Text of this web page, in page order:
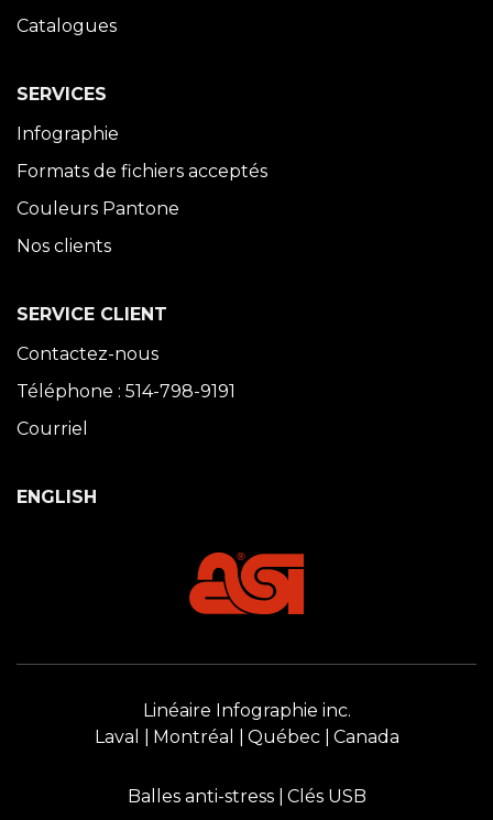
Catalogues
SERVICES
Infographie
Formats de fichiers acceptés
Couleurs Pantone
Nos clients
SERVICE CLIENT
Contactez-nous
Téléphone : 514-798-9191
Courriel
ENGLISH
Linéaire Infographie inc.
Laval
Montréal Québec Canada
Balles anti-stress Clés USB